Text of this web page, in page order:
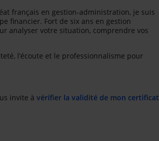
français en gestion-administration, je suis
financier. Fort de six ans en gestion
analyser votre situation, comprendre vos
l’écoute et le professionnalisme pour
invite à vérifier la validité de mon certificat